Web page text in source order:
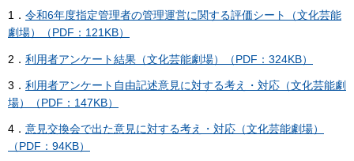
1． 令和6年度指定管理者の管理運営に関する評価シート（文化芸能
劇場）（PDF：121KB）
2． 利用者アンケート結果（文化芸能劇場）（PDF：324KB）
3． 利用者アンケート自由記述意見に対する考え・対応（文化芸能劇
場）（PDF：147KB）
4． 意見交換会で出た意見に対する考え・対応（文化芸能劇場）
（PDF：94KB）